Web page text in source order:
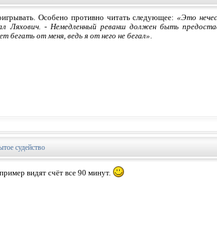
Особено противно читать следующее:«Это
Ляхович. - Немедленный реванш должен быть
бегать от меня, ведь я от него не бегал».
судейство
видят счёт все 90 минут.